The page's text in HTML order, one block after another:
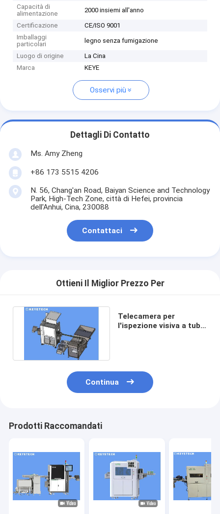
Capacità di
alimentazione
2000 insiemi all'anno
Certificazione
CE/ISO 9001
Imballaggi
particolari
legno senza fumigazione
Luogo di origine
La Cina
Marca
KEYE
Osservi più
Dettagli Di Contatto
Ms. Amy Zheng
+86 173 5515 4206
N. 56, Chang'an Road, Baiyan Science and Technology
Park, High-Tech Zone, città di Hefei, provincia
dell'Anhui, Cina, 230088
Contattaci
Ottieni Il Miglior Prezzo Per
Telecamera per
l'ispezione visiva a tubo
Continua
Prodotti Raccomandati